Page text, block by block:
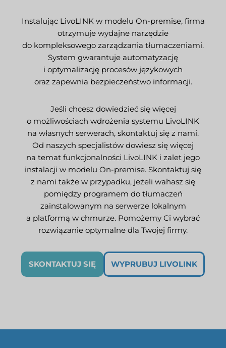
Instalując LivoLINK w modelu On-premise, firma
otrzymuje wydajne narzędzie
do kompleksowego zarządzania tłumaczeniami.
System gwarantuje automatyzację
i optymalizację procesów językowych
oraz zapewnia bezpieczeństwo informacji.
Jeśli chcesz dowiedzieć się więcej
o możliwościach wdrożenia systemu LivoLINK
na własnych serwerach, skontaktuj się z nami.
Od naszych specjalistów dowiesz się więcej
na temat funkcjonalności LivoLINK i zalet jego
instalacji w modelu On-premise. Skontaktuj się
z nami także w przypadku, jeżeli wahasz się
pomiędzy programem do tłumaczeń
zainstalowanym na serwerze lokalnym
a platformą w chmurze. Pomożemy Ci wybrać
rozwiązanie optymalne dla Twojej firmy.
SKONTAKTUJ SIĘ WYPRUBUJ LIVOLINK